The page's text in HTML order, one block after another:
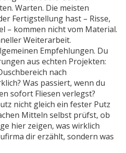
Warten. Die meisten
Fertigstellung hast – Risse,
– kommen nicht vom Material.
Weiterarbeit.
Empfehlungen. Du
aus echten Projekten:
nach
Was passiert, wenn du
sofort Fliesen verlegst?
nicht gleich ein fester Putz
Mitteln selbst prüfst, ob
hier zeigen, was wirklich
dir erzählt, sondern was